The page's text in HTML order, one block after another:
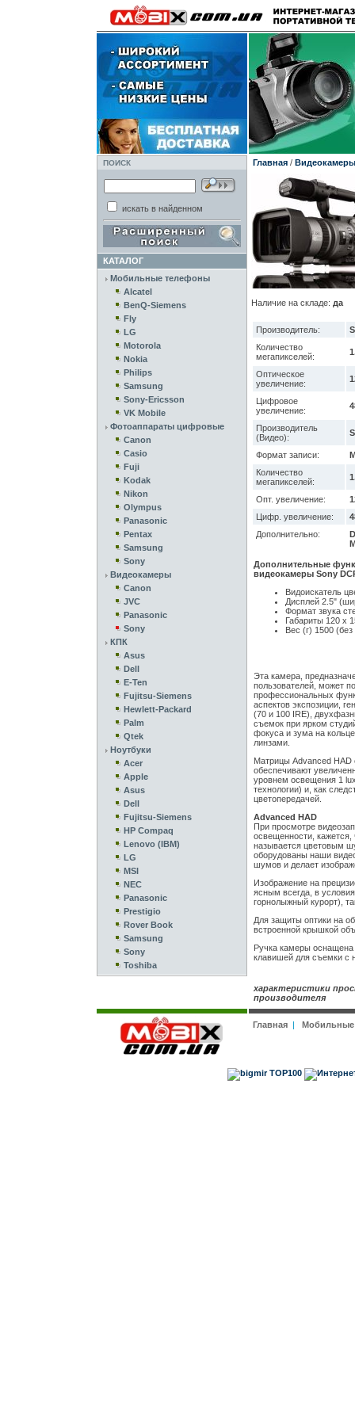
ПОИСК
искать в найденном
КАТАЛОГ
Мобильные телефоны
Alcatel
BenQ-Siemens
Fly
LG
Motorola
Nokia
Philips
Samsung
Sony-Ericsson
VK Mobile
Фотоаппараты цифровые
Canon
Casio
Fuji
Kodak
Nikon
Olympus
Panasonic
Pentax
Samsung
Sony
Видеокамеры
Canon
JVC
Panasonic
Sony
КПК
Asus
Dell
E-Ten
Fujitsu-Siemens
Hewlett-Packard
Palm
Qtek
Ноутбуки
Acer
Apple
Asus
Dell
Fujitsu-Siemens
HP Compaq
Lenovo (IBM)
LG
MSI
NEC
Panasonic
Prestigio
Rover Book
Samsung
Sony
Toshiba
Главная/ Видеокамеры
Наличие на складе: да
Производитель:
Количество
мегапикселей:
Оптическое
увеличение:
Цифровое
увеличение:
Производитель
(Видео):
Формат записи:
Количество
мегапикселей:
Опт. увеличение:
Цифр. увеличение:
Дополнительно:
Дополнительные
видеокамеры Sony
Видоискатель
Дисплей 2.5"
Формат звука
Габариты 120 х
Вес (г) 1500 (без
Эта камера,
пользователей, может
профессиональных
аспектов экспозиции,
(70 и 100 IRE),
съемок при ярком
фокуса и зума на
линзами.
Матрицы Advanced HAD
обеспечивают
уровнем освещения 1
технологии) и, как
цветопередачей.
Advanced HAD
При просмотре
освещенности, кажется,
называется цветовым
оборудованы наши
шумов и делает
Изображение на
ясным всегда, в
горнолыжный курорт),
Для защиты оптики на
встроенной крышкой
Ручка камеры оснащена
клавишей для съемки с
характеристики
производителя
Главная|